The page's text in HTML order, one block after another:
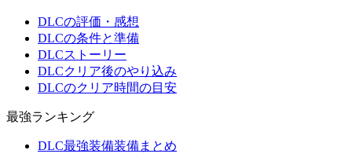
DLCの評価・感想
DLCの条件と準備
DLCストーリー
DLCクリア後のやり込み
DLCのクリア時間の目安
最強ランキング
DLC最強装備装備まとめ